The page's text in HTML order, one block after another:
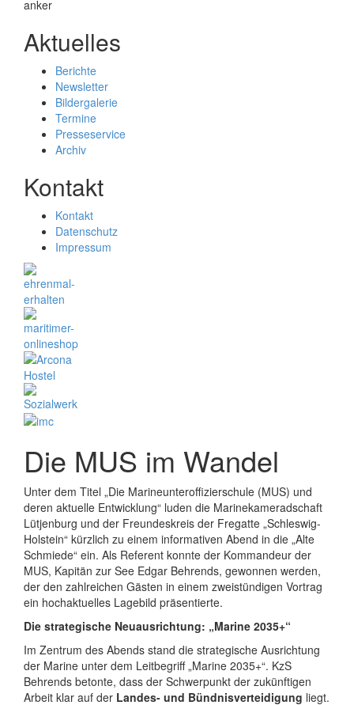
Aktuelles
Berichte
Newsletter
Bildergalerie
Termine
Presseservice
Archiv
Kontakt
Kontakt
Datenschutz
Impressum
Die MUS im Wandel
Unter dem Titel „Die Marineunteroffizierschule (MUS) und
deren aktuelle Entwicklung“ luden die Marinekameradschaft
Lütjenburg und der Freundeskreis der Fregatte „Schleswig-
Holstein“ kürzlich zu einem informativen Abend in die „Alte
Schmiede“ ein. Als Referent konnte der Kommandeur der
MUS, Kapitän zur See Edgar Behrends, gewonnen werden,
der den zahlreichen Gästen in einem zweistündigen Vortrag
ein hochaktuelles Lagebild präsentierte.
Die strategische Neuausrichtung: „Marine 2035+“
Im Zentrum des Abends stand die strategische Ausrichtung
der Marine unter dem Leitbegriff „Marine 2035+“. KzS
Behrends betonte, dass der Schwerpunkt der zukünftigen
Arbeit klar auf der Landes- und Bündnisverteidigung liegt.